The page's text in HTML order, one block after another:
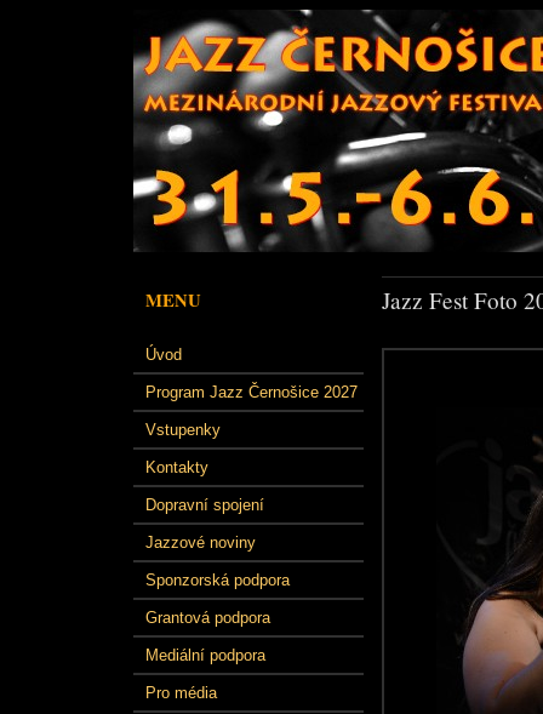
MENU
Úvod
Program Jazz Černošice 2027
Vstupenky
Kontakty
Dopravní spojení
Jazzové noviny
Sponzorská podpora
Grantová podpora
Mediální podpora
Pro média
Jazz Fest Foto